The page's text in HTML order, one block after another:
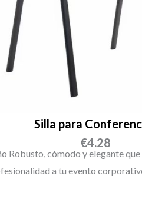
Silla para
€4.28
Robusto, cómodo y elegante
a tu evento